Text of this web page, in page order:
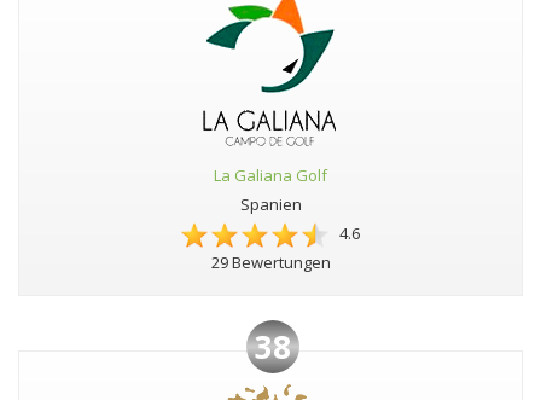
La Galiana Golf
Spanien
4.6
29 Bewertungen
38